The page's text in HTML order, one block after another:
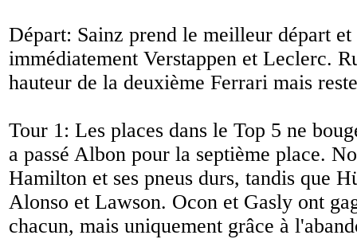
Départ: Sainz prend le meilleur départ et
immédiatement Verstappen et Leclerc.
hauteur de la deuxième Ferrari mais
Tour 1: Les places dans le Top 5 ne
a passé Albon pour la septième place.
Hamilton et ses pneus durs, tandis que
Alonso et Lawson. Ocon et Gasly ont
chacun, mais uniquement grâce à